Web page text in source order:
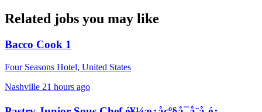
Related jobs you may like
Bacco Cook 1
Four Seasons Hotel, United States
Nashville 21 hours ago